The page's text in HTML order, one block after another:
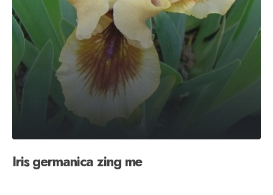
Iris germanica zing me